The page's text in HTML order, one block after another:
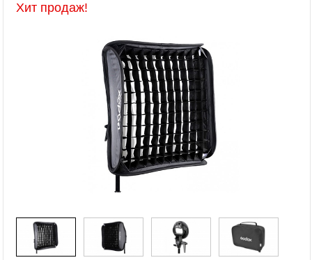
Хит продаж!